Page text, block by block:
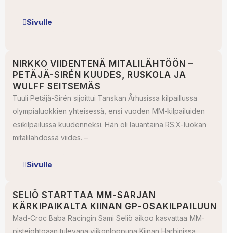
Sivulle
NIRKKO VIIDENTENÄ MITALILÄHTÖÖN –
PETÄJÄ-SIRÉN KUUDES, RUSKOLA JA
WULFF SEITSEMÄS
Tuuli Petäjä-Sirén sijoittui Tanskan Århusissa kilpaillussa
olympialuokkien yhteisessä, ensi vuoden MM-kilpailuiden
esikilpailussa kuudenneksi. Hän oli lauantaina RS:X-luokan
mitalilähdössä viides. –
Sivulle
SELIÖ STARTTAA MM-SARJAN
KÄRKIPAIKALTA KIINAN GP-OSAKILPAILUUN
Mad-Croc Baba Racingin Sami Seliö aikoo kasvattaa MM-
pistejohtoaan tulevana viikonloppuna Kiinan Harbinissa.